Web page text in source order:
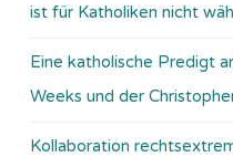
ist für Katholiken nicht
Eine katholische Predigt
Weeks und der
Kollaboration